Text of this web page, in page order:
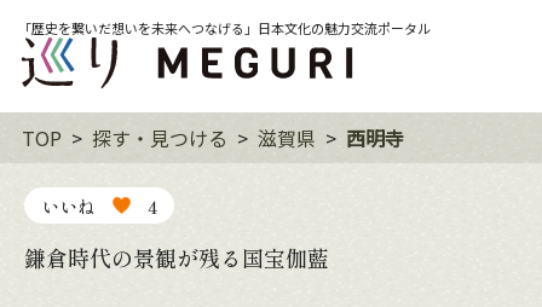
「歴史を繋いだ想いを未来へつなげる」日本文化の魅力交流ポータル
TOP 探す・見つける 滋賀県 西明寺
鎌倉時代の景観が残る国宝伽藍
いいね 4